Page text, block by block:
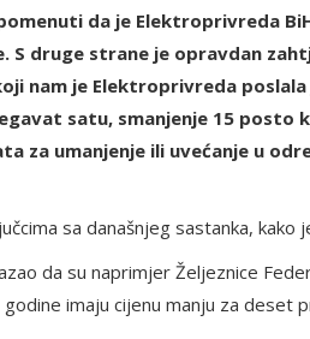
da je Elektroprivreda
S druge strane je opravdan
nam je Elektroprivreda
satu, smanjenje 15 posto
za umanjenje ili uvećanje u
sa današnjeg sastanka,
da su naprimjer Željeznice
imaju cijenu manju za deset